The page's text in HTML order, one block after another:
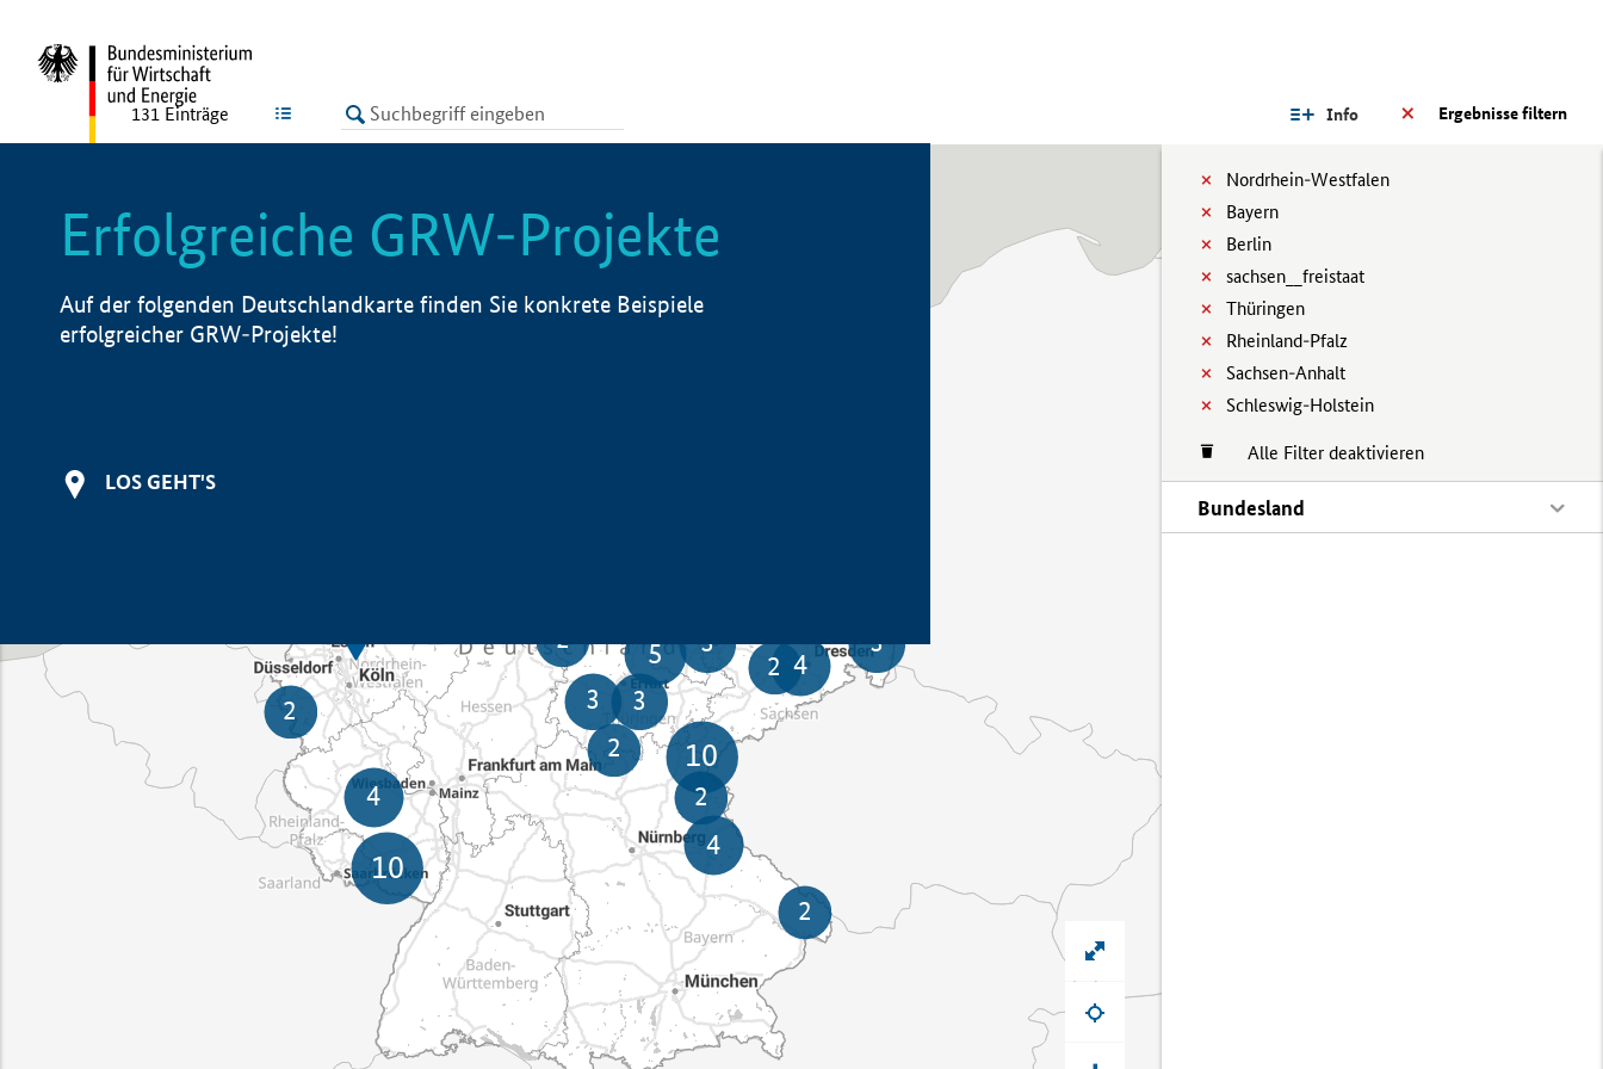
LISTE Ergebnisse filtern
Info
Nordrhein-Westfalen
Bayern
Berlin
sachsen__freistaat
Thüringen
Rheinland-Pfalz
Sachsen-Anhalt
Schleswig-Holstein
Alle Filter deaktivieren
Bundesland
131 Einträge
Erfolgreiche GRW-Projekte
Auf der folgenden Deutschlandkarte finden Sie konkrete Beispiele
erfolgreicher GRW-Projekte!
LOS GEHT'S